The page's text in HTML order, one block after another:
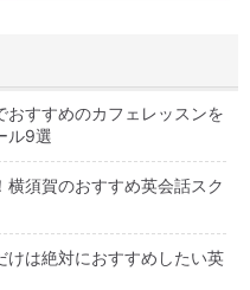
おすすめのカフェレッスンを
ル9選
須賀のおすすめ英会話スク
けは絶対におすすめしたい英